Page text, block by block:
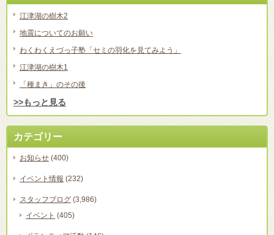
江津湖の樹木2
地震についてのお願い
わくわくえづっ子塾「セミの羽化を見てみよう」
江津湖の樹木1
「種まき」のその後
>>もっと見る
カテゴリー
お知らせ (400)
イベント情報 (232)
スタッフブログ (3,986)
イベント (405)